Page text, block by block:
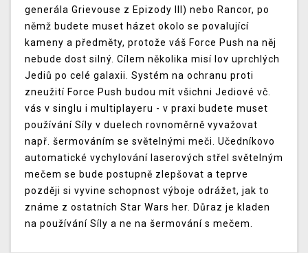
generála Grievouse z Epizody III) nebo Rancor, po
němž budete muset házet okolo se povalující
kameny a předměty, protože váš Force Push na něj
nebude dost silný. Cílem několika misí lov uprchlých
Jediů po celé galaxii. Systém na ochranu proti
zneužití Force Push budou mít všichni Jediové vč.
vás v singlu i multiplayeru - v praxi budete muset
používání Síly v duelech rovnoměrně vyvažovat
např. šermováním se světelnými meči. Učedníkovo
automatické vychylování laserových střel světelným
mečem se bude postupně zlepšovat a teprve
později si vyvine schopnost výboje odrážet, jak to
známe z ostatních Star Wars her. Důraz je kladen
na používání Síly a ne na šermování s mečem.